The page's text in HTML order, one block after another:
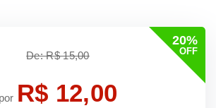
20%
OFF
De: R$ 15,00
por R$ 12,00